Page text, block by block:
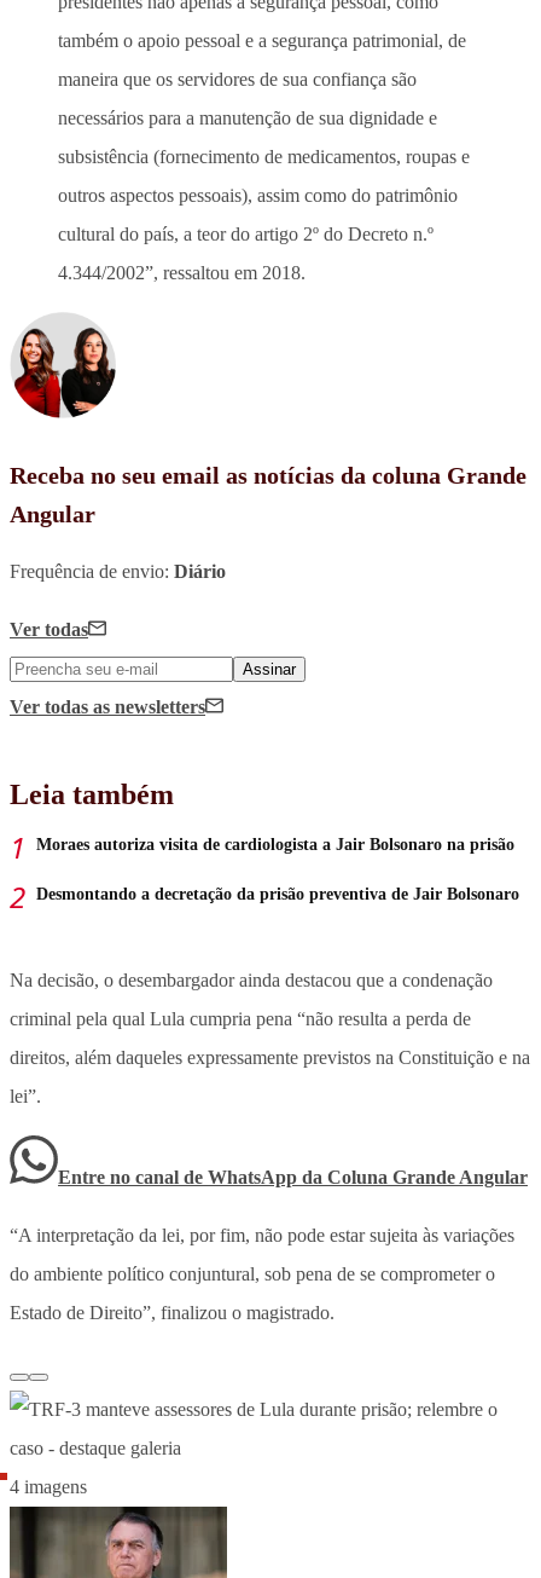
também o apoio pessoal e a segurança patrimonial, de
maneira que os servidores de sua confiança são
necessários para a manutenção de sua dignidade e
subsistência (fornecimento de medicamentos, roupas e
outros aspectos pessoais), assim como do patrimônio
cultural do país, a teor do artigo 2º do Decreto n.º
4.344/2002”, ressaltou em 2018.
Receba no seu email as notícias da coluna Grande
Angular
Frequência de envio: Diário
Ver todas
Assinar
Ver todas as newsletters
Leia também
Moraes autoriza visita de cardiologista a Jair Bolsonaro na prisão
Desmontando a decretação da prisão preventiva de Jair Bolsonaro
Na decisão, o desembargador ainda destacou que a condenação
criminal pela qual Lula cumpria pena “não resulta a perda de
direitos, além daqueles expressamente previstos na Constituição e na
lei”.
Entre no canal de WhatsApp da Coluna Grande Angular
“A interpretação da lei, por fim, não pode estar sujeita às variações
do ambiente político conjuntural, sob pena de se comprometer o
Estado de Direito”, finalizou o magistrado.
4 imagens